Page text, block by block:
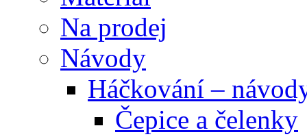
Na prodej
Návody
Háčkování –
Čepice a čelenky